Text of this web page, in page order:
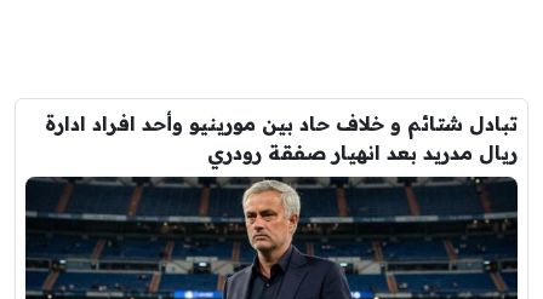
تبادل شتائم و خلاف حاد بين مورينيو وأحد افراد ادارة
ريال مدريد بعد انهيار صفقة رودري